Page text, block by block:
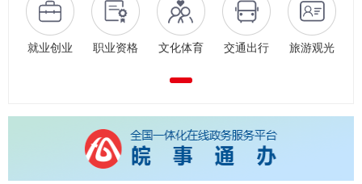
就业创业 职业资格 文化体育 交通出行 旅游观光